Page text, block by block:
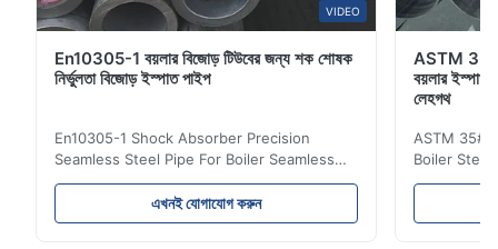
VIDEO
En10305-1 বয়লার বিজোড় টিউবের জন্য শক শোষক
নির্ভুলতা বিজোড় ইস্পাত পাইপ
En10305-1 Shock Absorber Precision
Seamless Steel Pipe For Boiler Seamless
Tube Seamless Precision steel tubes To be
used in hydraulic system, automobile and
precision machinery parts for cars and
এখনই যোগাযোগ করুন
ASTM 35#
বয়লার ইস্পাত
লেহগথ
ASTM 35#
Boiler Steel
Lehgth Its